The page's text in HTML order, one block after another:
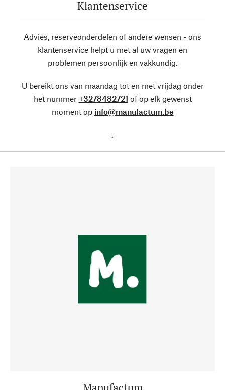
Klantenservice
Advies, reserveonderdelen of andere wensen - ons
klantenservice helpt u met al uw vragen en
problemen persoonlijk en vakkundig.
U bereikt ons van maandag tot en met vrijdag onder
het nummer +3278482721 of op elk gewenst
moment op info@manufactum.be
.